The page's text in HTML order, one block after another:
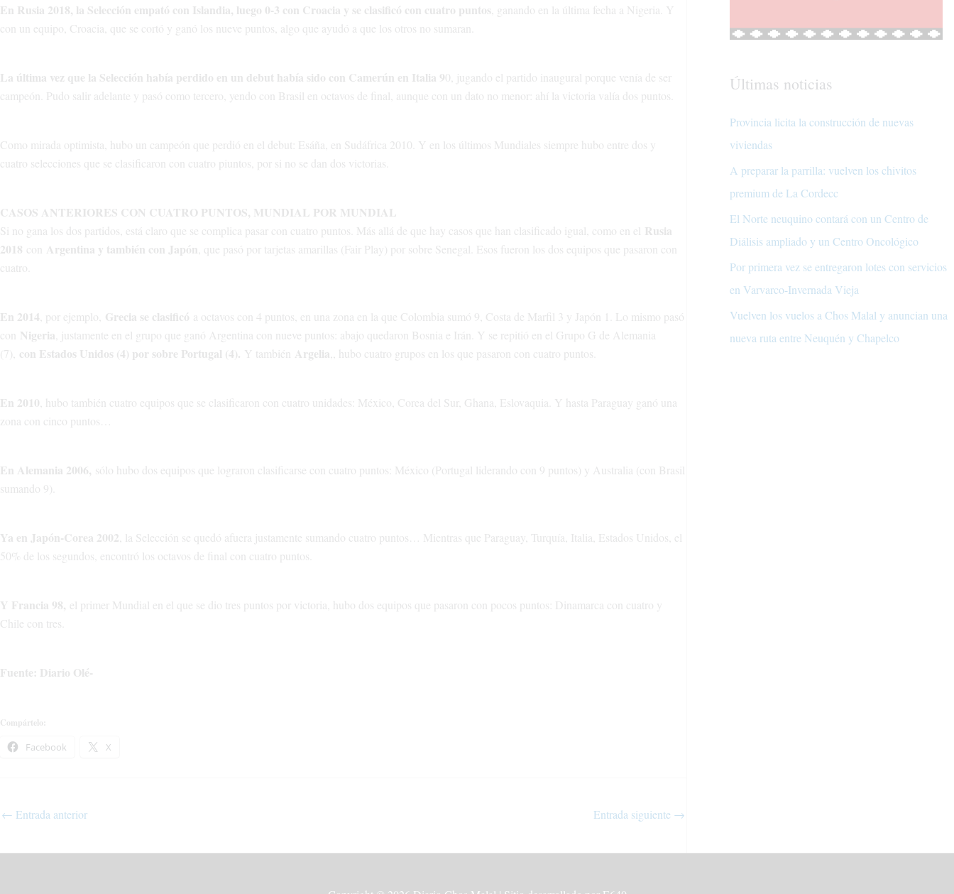
En Rusia 2018, la Selección empató con Islandia, luego 0-3 con Croacia y se clasificó con cuatro puntos , ganando en la última fecha a Nigeria. Y
con un equipo, Croacia, que se cortó y ganó los nueve puntos, algo que ayudó a que los otros no sumaran.
La última vez que la Selección había perdido en un debut había sido con Camerún en Italia 90, jugando el partido inaugural porque venía de ser
campeón. Pudo salir adelante y pasó como tercero, yendo con Brasil en octavos de final, aunque con un dato no menor: ahí la victoria valía dos puntos.
Como mirada optimista, hubo un campeón que perdió en el debut: Esáña, en Sudáfrica 2010. Y en los últimos Mundiales siempre hubo entre dos y
cuatro selecciones que se clasificaron con cuatro piuntos, por si no se dan dos victorias.
CASOS ANTERIORES CON CUATRO PUNTOS, MUNDIAL POR MUNDIAL
Si no gana los dos partidos, está claro que se complica pasar con cuatro puntos. Más allá de que hay casos que han clasificado igual, como en el Rusia
2018 con Argentina y también con Japón , que pasó por tarjetas amarillas (Fair Play) por sobre Senegal. Esos fueron los dos equipos que pasaron con
cuatro.
En 2014 , por ejemplo, Grecia se clasificó a octavos con 4 puntos, en una zona en la que Colombia sumó 9, Costa de Marfil 3 y Japón 1. Lo mismo pasó
con Nigeria , justamente en el grupo que ganó Argentina con nueve puntos: abajo quedaron Bosnia e Irán. Y se repitió en el Grupo G de Alemania
(7), con Estados Unidos (4) por sobre Portugal (4). Y también Argelia ,, hubo cuatro grupos en los que pasaron con cuatro puntos.
En 2010 , hubo también cuatro equipos que se clasificaron con cuatro unidades: México, Corea del Sur, Ghana, Eslovaquia. Y hasta Paraguay ganó una
zona con cinco puntos…
En Alemania 2006, sólo hubo dos equipos que lograron clasificarse con cuatro puntos: México (Portugal liderando con 9 puntos) y Australia (con Brasil
sumando 9).
Ya en Japón-Corea 2002 , la Selección se quedó afuera justamente sumando cuatro puntos… Mientras que Paraguay, Turquía, Italia, Estados Unidos, el
50% de los segundos, encontró los octavos de final con cuatro puntos.
Y Francia 98, el primer Mundial en el que se dio tres puntos por victoria, hubo dos equipos que pasaron con pocos puntos: Dinamarca con cuatro y
Chile con tres.
Fuente: Diario Olé-
Compártelo:
Facebook X
← Entrada anterior Entrada siguiente →
Últimas noticias
Provincia licita la construcción de nuevas
viviendas
A preparar la parrilla: vuelven los chivitos
premium de La Cordecc
El Norte neuquino contará con un Centro de
Diálisis ampliado y un Centro Oncológico
Por primera vez se entregaron lotes con servicios
en Varvarco-Invernada Vieja
Vuelven los vuelos a Chos Malal y anuncian una
nueva ruta entre Neuquén y Chapelco